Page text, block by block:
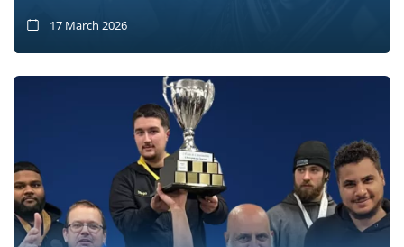
17 March 2026